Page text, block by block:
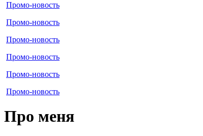
Промо-новость
Промо-новость
Промо-новость
Промо-новость
Промо-новость
Промо-новость
Про меня